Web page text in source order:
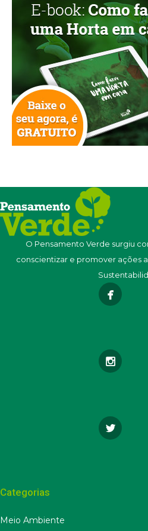
O Pensamento Verde surgiu
conscientizar e promover ações
Categorias
Meio Ambiente